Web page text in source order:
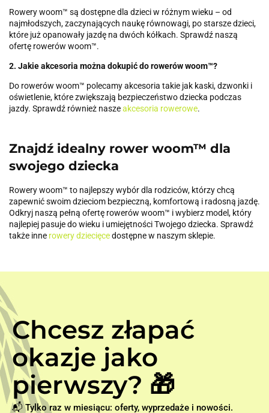
Rowery woom™ są dostępne dla dzieci w różnym wieku – od
najmłodszych, zaczynających naukę równowagi, po starsze dzieci,
które już opanowały jazdę na dwóch kółkach. Sprawdź naszą
ofertę rowerów woom™.
2. Jakie akcesoria można dokupić do rowerów woom™?
Do rowerów woom™ polecamy akcesoria takie jak kaski, dzwonki i
oświetlenie, które zwiększają bezpieczeństwo dziecka podczas
jazdy. Sprawdź również naszeakcesoria rowerowe.
Znajdź idealny rower woom™ dla
swojego dziecka
Rowery woom™ to najlepszy wybór dla rodziców, którzy chcą
zapewnić swoim dzieciom bezpieczną, komfortową i radosną jazdę.
Odkryj naszą pełną ofertę rowerów woom™ i wybierz model, który
najlepiej pasuje do wieku i umiejętności Twojego dziecka. Sprawdź
także inne rowery dziecięcedostępne w naszym sklepie.
Chcesz złapać
okazje jako
pierwszy? 🎁
📬 Tylko raz w miesiącu: oferty, wyprzedaże i nowości.